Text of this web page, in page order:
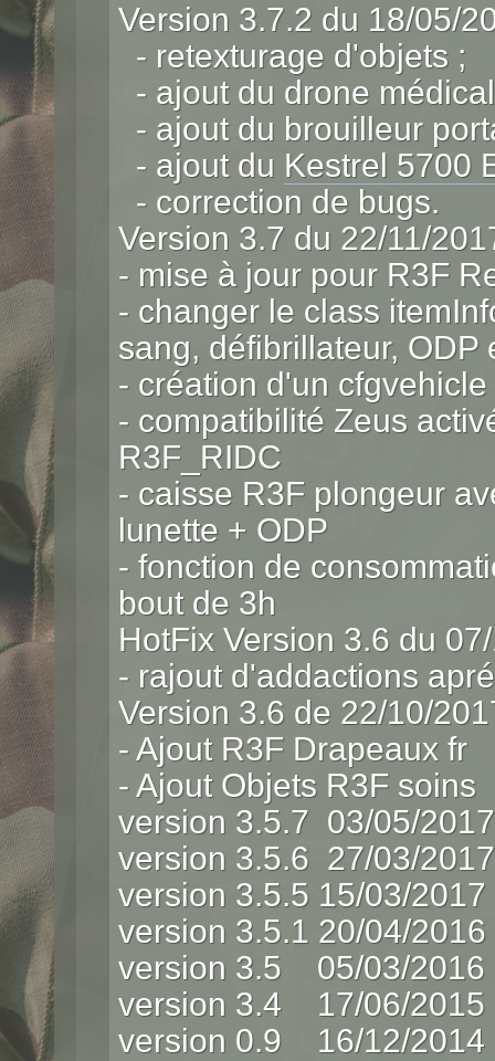
Version 3.7.2 du 18/05/
- retexturage d'objets ;
- ajout du drone
- ajout du brouilleur
- ajout du Kestrel 5700
- correction de bugs.
Version 3.7 du 22/11/
- mise à jour pour R3F
- changer le class
sang, défibrillateur, ODP
- création d'un
- compatibilité Zeus
R3F_RIDC
- caisse R3F plongeur
lunette + ODP
- fonction de
bout de 3h
HotFix Version 3.6 du
- rajout d'addactions
Version 3.6 de 22/10/
- Ajout R3F Drapeaux fr
- Ajout Objets R3F soins
version 3.5.7 03/05/2017
version 3.5.6 27/03/2017
version 3.5.5 15/03/2017
version 3.5.1 20/04/2016
version 3.5 05/03/2016
version 3.4 17/06/2015
version 0.9 16/12/2014